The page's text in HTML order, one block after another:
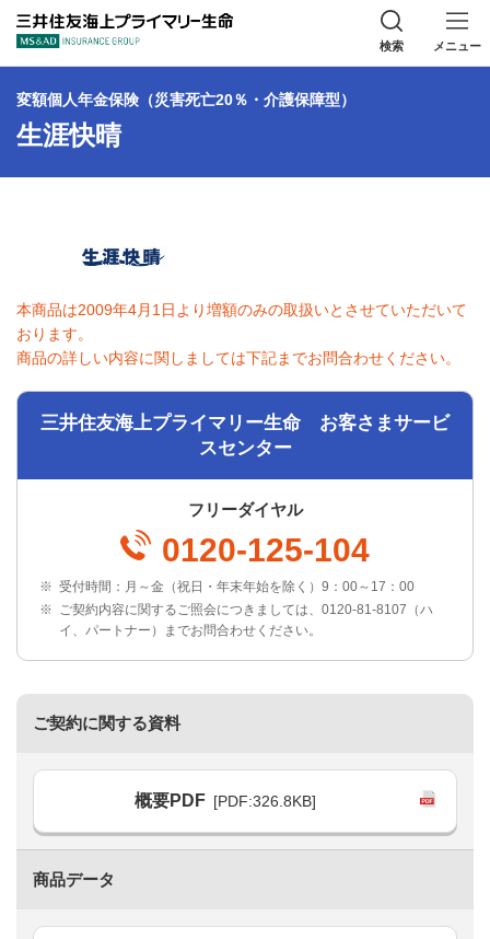
三井住友海上プ
検索 メニュー
変額個人年金保険（災害死亡20％・介護保障型）
生涯快晴
本商品は2009年4月1日より増額のみの取扱いとさせていただいて
おります。
商品の詳しい内容に関しましては下記までお問合わせください。
三井住友海上プライマリー生命 お客さまサービ
スセンター
フリーダイヤル
0120-125-104
※ 受付時間：月～金（祝日・年末年始を除く）9：00～17：00
※ ご契約内容に関するご照会につきましては、0120-81-8107（ハ
イ、パートナー）までお問合わせください。
ご契約に関する資料
概要PDF [PDF:326.8KB]
商品データ